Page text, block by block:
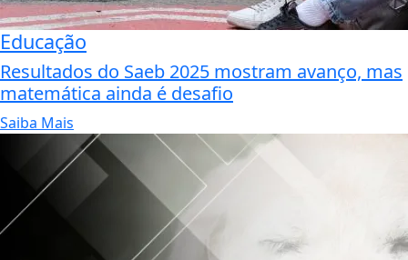
Educação
Resultados do Saeb 2025 mostram avanço, mas
matemática ainda é desafio
Saiba Mais